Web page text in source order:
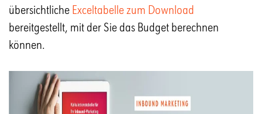
übersichtliche Exceltabelle zum Download
bereitgestellt, mit der Sie das Budget berechnen
können.